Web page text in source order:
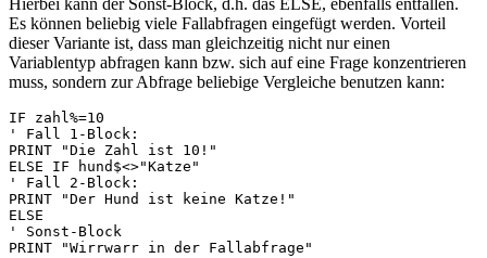
Hierbei kann der Sonst-Block, d.h. das ELSE, ebenfalls entfallen.
Es können beliebig viele Fallabfragen eingefügt werden. Vorteil
dieser Variante ist, dass man gleichzeitig nicht nur einen
Variablentyp abfragen kann bzw. sich auf eine Frage konzentrieren
muss, sondern zur Abfrage beliebige Vergleiche benutzen kann:
IF zahl%=10
' Fall 1-Block:
PRINT "Die Zahl ist 10!"
ELSE IF hund$<>"Katze"
' Fall 2-Block:
PRINT "Der Hund ist keine Katze!"
ELSE
' Sonst-Block
PRINT "Wirrwarr in der Fallabfrage"